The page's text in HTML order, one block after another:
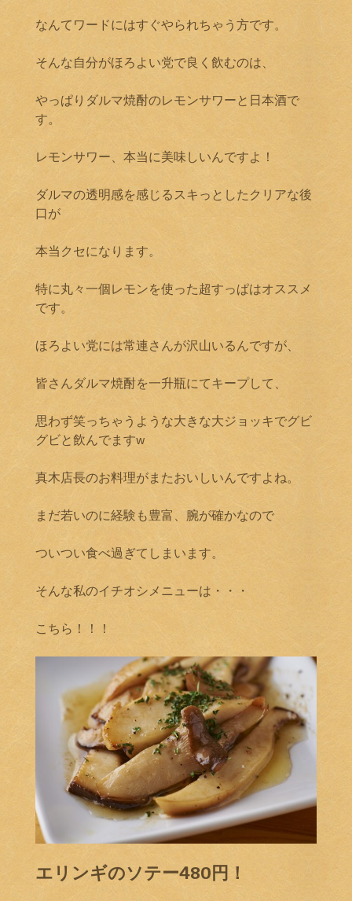
なんてワードにはすぐやられちゃう方です。
そんな自分がほろよい党で良く飲むのは、
やっぱりダルマ焼酎のレモンサワーと日本酒で
す。
レモンサワー、本当に美味しいんですよ！
ダルマの透明感を感じるスキっとしたクリアな後
口が
本当クセになります。
特に丸々一個レモンを使った超すっぱはオススメ
です。
ほろよい党には常連さんが沢山いるんですが、
皆さんダルマ焼酎を一升瓶にてキープして、
思わず笑っちゃうような大きな大ジョッキでグビ
グビと飲んでますw
真木店長のお料理がまたおいしいんですよね。
まだ若いのに経験も豊富、腕が確かなので
ついつい食べ過ぎてしまいます。
そんな私のイチオシメニューは・・・
こちら！！！
エリンギのソテー480円！